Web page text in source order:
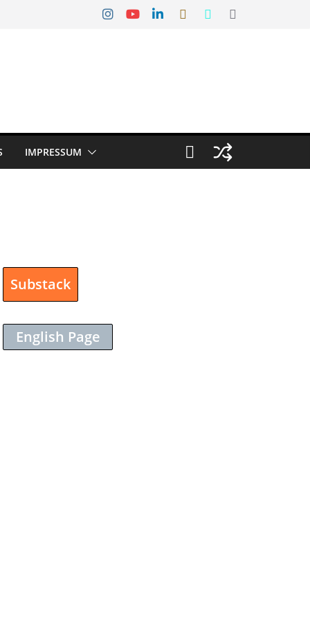
IMPRESSUM
Substack
English Page